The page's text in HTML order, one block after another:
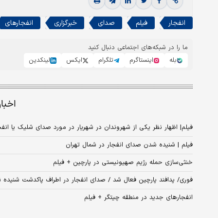
انفجار فیلم صدای خبرگزاری انفجارهای
ما را در شبکه‌های اجتماعی دنبال کنید
بله
اینستاگرم تلگرام ایکس لینکدین
فیلم| اظهار نظر یکی از شهروندان در شهریار در مورد صدای شلیک یا
فیلم | شنیده شدن صدای انفجار در شمال تهران
خنثی‌سازی حمله رژیم صهیونیستی در پارچین + فیلم
فوری/ پدافند پارچین فعال شد / صدای انفجار در اطراف پاکدشت
انفجارهای جدید در منطقه چیتگر + فیلم